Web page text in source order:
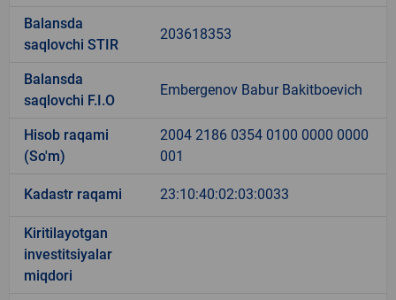
Balansda
saqlovchi STIR
203618353
Balansda
saqlovchi F.I.O
Embergenov Babur Bakitboevich
Hisob raqami
(So'm)
2004 2186 0354 0100 0000 0000
001
Kadastr raqami 23:10:40:02:03:0033
Kiritilayotgan
investitsiyalar
miqdori